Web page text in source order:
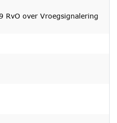
RvO over Vroegsignalering